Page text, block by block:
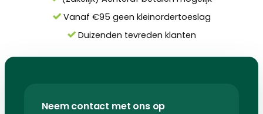
Vanaf €95 geen kleinordertoeslag
Duizenden tevreden klanten
Neem contact met ons op